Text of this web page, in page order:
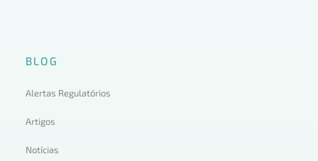
BLOG
Alertas Regulatórios
Artigos
Notícias